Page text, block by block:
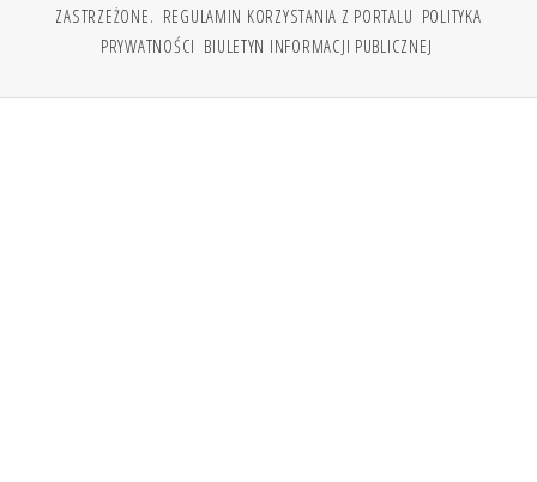
ZASTRZEŻONE. REGULAMIN KORZYSTANIA Z PORTALU POLITYKA
PRYWATNOŚCI BIULETYN INFORMACJI PUBLICZNEJ